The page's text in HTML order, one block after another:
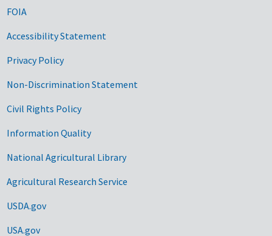
FOIA
Accessibility Statement
Privacy Policy
Non-Discrimination Statement
Civil Rights Policy
Information Quality
National Agricultural Library
Agricultural Research Service
USDA.gov
USA.gov